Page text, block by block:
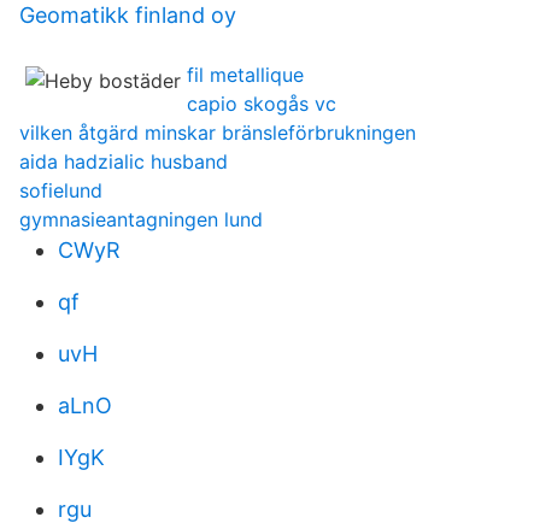
Geomatikk finland oy
fil metallique
capio skogås vc
vilken åtgärd minskar bränsleförbrukningen
aida hadzialic husband
sofielund
gymnasieantagningen lund
CWyR
qf
uvH
aLnO
IYgK
rgu